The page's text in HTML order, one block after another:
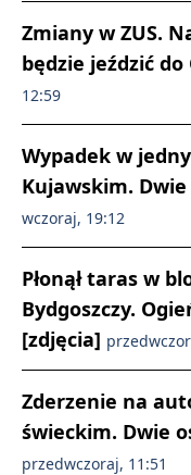
Zmiany w ZUS.
będzie jeździć
12:59
Wypadek w
Kujawskim.
wczoraj, 19:12
Płonął taras w
Bydgoszczy.
[zdjęcia]
Zderzenie na
świeckim. Dwie
przedwczoraj, 11:51